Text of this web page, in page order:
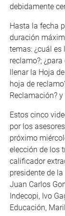
debidamente
Hasta la fecha
duración
temas: ¿cuál es
reclamo?;
llenar la Hoja
hoja de
Reclamación?
Estos cinco
por los
próximo
elección de los
calificador
presidente de
Juan Carlos
Indecopi, Ivo
Educación,